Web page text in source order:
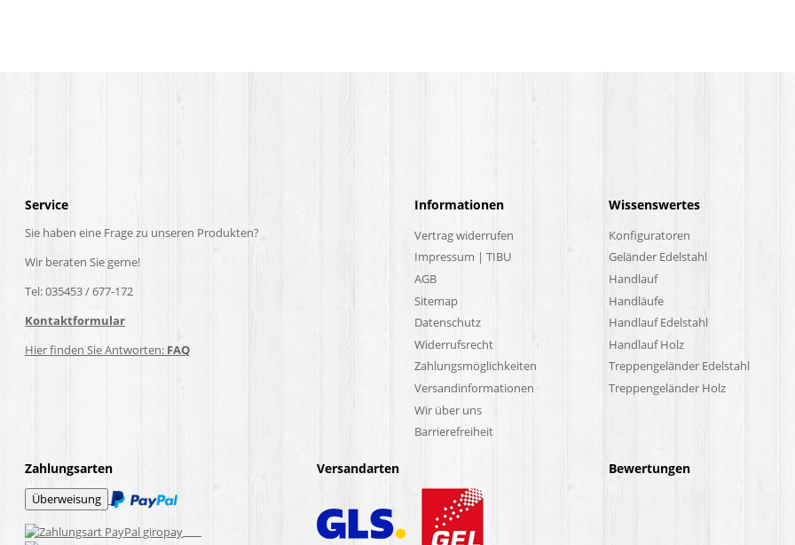
Service
Sie haben eine Frage zu unseren Produkten?
Wir beraten Sie gerne!
Tel: 035453 / 677-172
Kontaktformular
Hier finden Sie Antworten: FAQ
Informationen
Vertrag widerrufen
Impressum | TIBU
AGB
Sitemap
Datenschutz
Widerrufsrecht
Zahlungsmöglichkeiten
Versandinformationen
Wir über uns
Barrierefreiheit
Wissenswertes
Konfiguratoren
Geländer Edelstahl
Handlauf
Handläufe
Handlauf Edelstahl
Handlauf Holz
Treppengeländer Edelstahl
Treppengeländer Holz
Zahlungsarten Versandarten Bewertungen